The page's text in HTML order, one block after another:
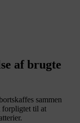
af brugte
sammen
forpligtet til at